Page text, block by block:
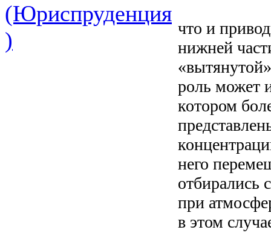
(Юриспруденция
)
что и
нижней
роль может
котором
него
отбирались
при
в этом